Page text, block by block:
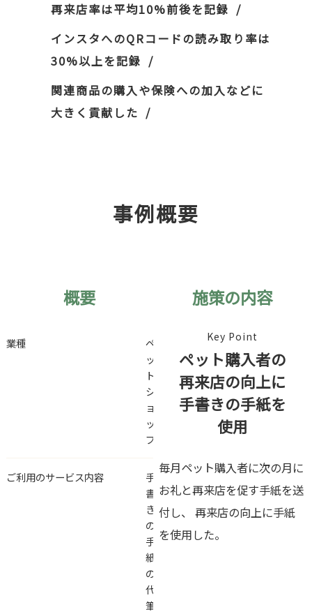
再来店率は平均10%前後を記録
インスタへのQRコードの読み取り率は
30%以上を記録
関連商品の購入や保険への加入などに
大きく貢献した
事例概要
概要
業種
ペ
ッ
ト
シ
ョ
ッ
プ
ご利用のサービス内容
手
書
き
の
手
紙
の
代
筆
施策の内容
Key Point
ペット購入者の
再来店の向上に
手書きの手紙を
使用
毎月ペット購入者に次の月に
お礼と再来店を促す手紙を送
付し、 再来店の向上に手紙
を使用した。